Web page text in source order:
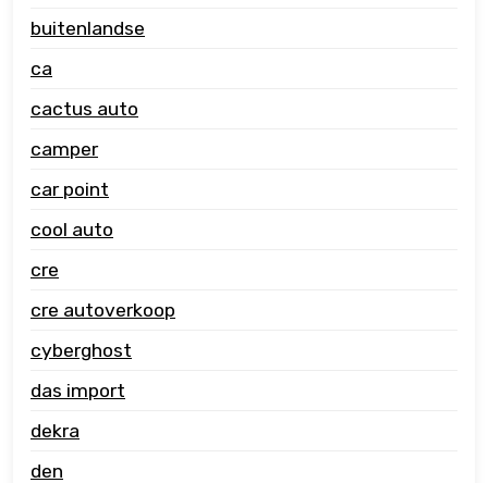
buitenlandse
ca
cactus auto
camper
car point
cool auto
cre
cre autoverkoop
cyberghost
das import
dekra
den